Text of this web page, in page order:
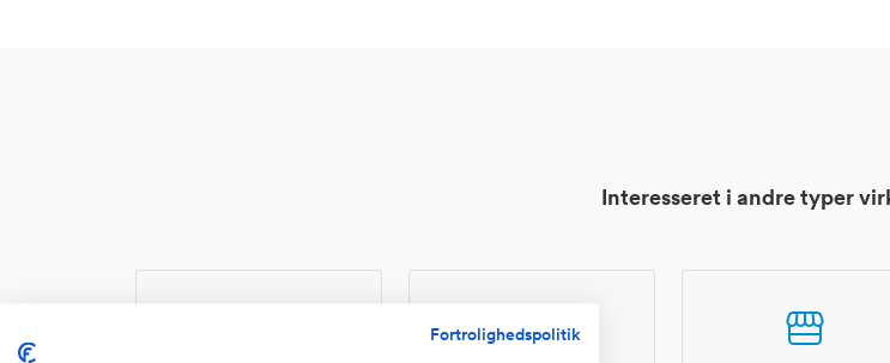
Interesseret i andre typer
Fortrolighedspolitik